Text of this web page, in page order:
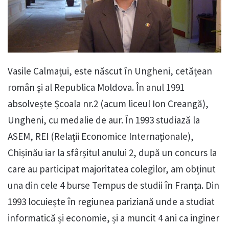
Vasile Calmațui, este născut în Ungheni, cetățean
român și al Republica Moldova. În anul 1991
absolvește Școala nr.2 (acum liceul Ion Creangă),
Ungheni, cu medalie de aur. În 1993 studiază la
ASEM, REI (Relații Economice Internaționale),
Chișinău iar la sfârșitul anului 2, după un concurs la
care au participat majoritatea colegilor, am obținut
una din cele 4 burse Tempus de studii în Franța. Din
1993 locuiește în regiunea pariziană unde a studiat
informatică și economie, și a muncit 4 ani ca inginer